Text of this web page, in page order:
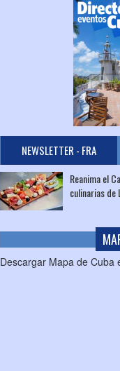
NEWSLETTER - FRA
Reanima el
culinarias de
Descargar Mapa de Cuba